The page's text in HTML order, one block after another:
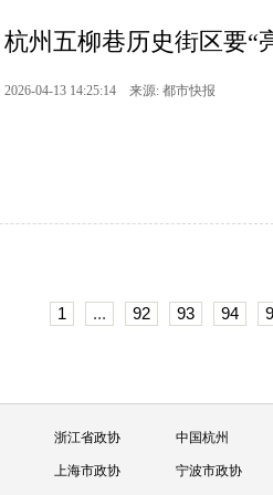
杭州五柳巷历史街区要“
2026-04-13 14:25:14 来源: 都市快报
1 ... 92 93 94
浙江省政协 中国杭州
上海市政协 宁波市政协